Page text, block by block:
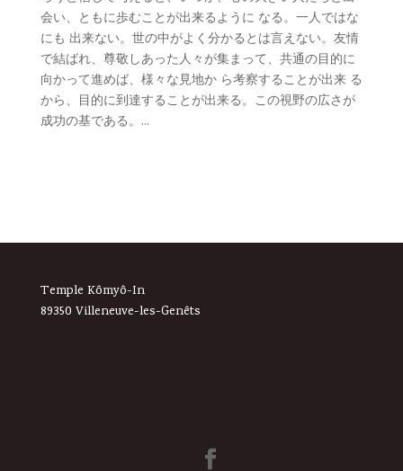
会い、ともに歩むことが出来るように なる。一人ではな
にも 出来ない。世の中がよく分かるとは言えない。友情
で結ばれ、尊敬しあった人々が集まって、共通の目的に
向かって進めば、様々な見地か ら考察することが出来 る
から、目的に到達することが出来る。この視野の広さが
成功の基である。...
Temple Kômyô-In
89350 Villeneuve-les-Genêts